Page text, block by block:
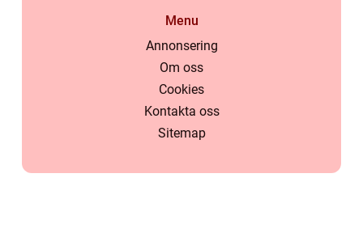
Menu
Annonsering
Om oss
Cookies
Kontakta oss
Sitemap